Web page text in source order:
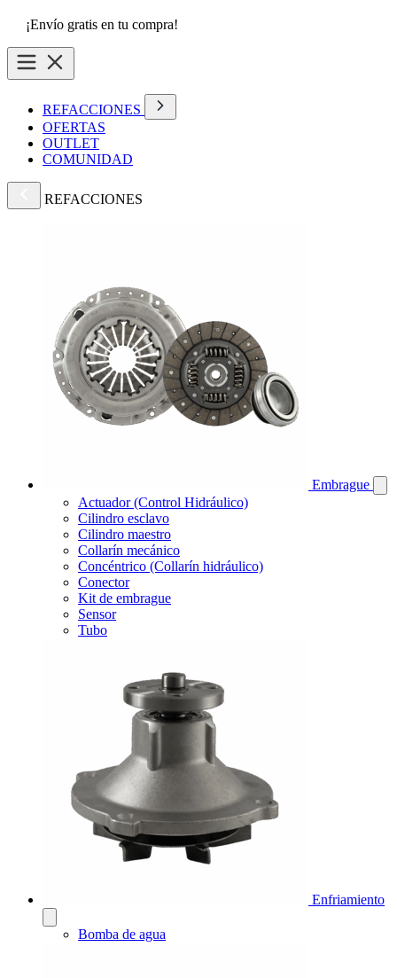
¡Envío gratis en tu compra!
REFACCIONES
OFERTAS
OUTLET
COMUNIDAD
REFACCIONES
Embrague
Actuador (Control Hidráulico)
Cilindro esclavo
Cilindro maestro
Collarín mecánico
Concéntrico (Collarín hidráulico)
Conector
Kit de embrague
Sensor
Tubo
Enfriamiento
Bomba de agua